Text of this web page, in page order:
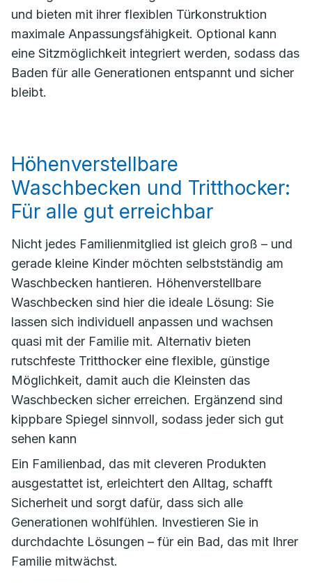
und bieten mit ihrer flexiblen Türkonstruktion
maximale Anpassungsfähigkeit. Optional kann
eine Sitzmöglichkeit integriert werden, sodass das
Baden für alle Generationen entspannt und sicher
bleibt.
Höhenverstellbare
Waschbecken und Tritthocker:
Für alle gut erreichbar
Nicht jedes Familienmitglied ist gleich groß – und
gerade kleine Kinder möchten selbstständig am
Waschbecken hantieren. Höhenverstellbare
Waschbecken sind hier die ideale Lösung: Sie
lassen sich individuell anpassen und wachsen
quasi mit der Familie mit. Alternativ bieten
rutschfeste Tritthocker eine flexible, günstige
Möglichkeit, damit auch die Kleinsten das
Waschbecken sicher erreichen. Ergänzend sind
kippbare Spiegel sinnvoll, sodass jeder sich gut
sehen kann
Ein Familienbad, das mit cleveren Produkten
ausgestattet ist, erleichtert den Alltag, schafft
Sicherheit und sorgt dafür, dass sich alle
Generationen wohlfühlen. Investieren Sie in
durchdachte Lösungen – für ein Bad, das mit Ihrer
Familie mitwächst.